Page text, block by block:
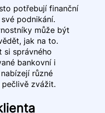
potřebují finanční
podnikání.
může být
jak na to.
si správného
bankovní i
různé
zvážit.